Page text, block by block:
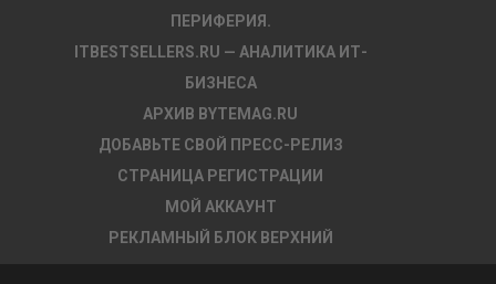
ПЕРИФЕРИЯ.
ITBESTSELLERS.RU — АНАЛИТИКА ИТ-
БИЗНЕСА
АРХИВ BYTEMAG.RU
ДОБАВЬТЕ СВОЙ ПРЕСС-РЕЛИЗ
СТРАНИЦА РЕГИСТРАЦИИ
МОЙ АККАУНТ
РЕКЛАМНЫЙ БЛОК ВЕРХНИЙ